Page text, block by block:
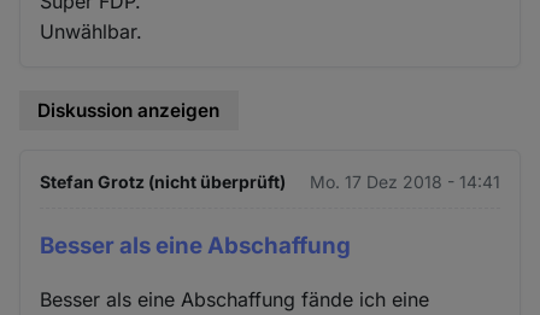
Unwählbar.
Diskussion anzeigen
Stefan Grotz (nicht überprüft) Mo. 17 Dez 2018 - 14:41
Besser als eine Abschaffung
Besser als eine Abschaffung fände ich eine